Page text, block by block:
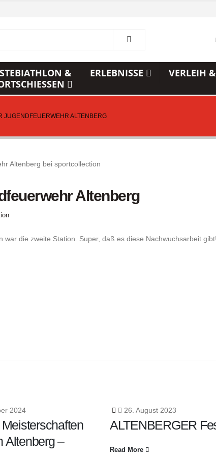
&
ERLEBNISSE VERLEIH
JUGENDFEUERWEHR ALTENBERG
Altenberg
die zweite Station. Super, daß es diese Nachwuchsarbeit
2024
Altenberg –
26. August 2023
ALTENBERGER
Read More